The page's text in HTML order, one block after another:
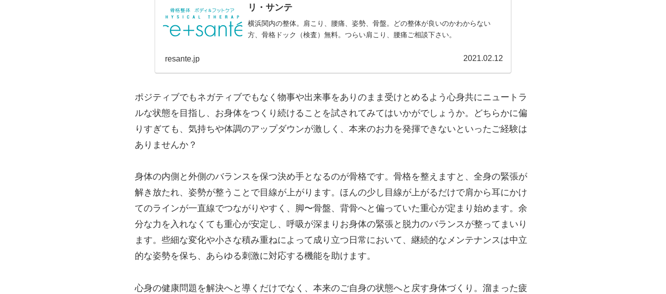
リ・サンテ
横浜関内の整体。肩こり、腰痛、姿勢、骨盤。どの整体が良いのかわからない
方、骨格ドック（検査）無料。つらい肩こり、腰痛ご相談下さい。
resante.jp 2021.02.12
ポジティブでもネガティブでもなく物事や出来事をありのまま受けとめるよう心身共にニュートラ
ルな状態を目指し、お身体をつくり続けることを試されてみてはいかがでしょうか。どちらかに偏
りすぎても、気持ちや体調のアップダウンが激しく、本来のお力を発揮できないといったご経験は
ありませんか？
身体の内側と外側のバランスを保つ決め手となるのが骨格です。骨格を整えますと、全身の緊張が
解き放たれ、姿勢が整うことで目線が上がります。ほんの少し目線が上がるだけで肩から耳にかけ
てのラインが一直線でつながりやすく、脚〜骨盤、背骨へと偏っていた重心が定まり始めます。余
分な力を入れなくても重心が安定し、呼吸が深まりお身体の緊張と脱力のバランスが整ってまいり
ます。些細な変化や小さな積み重ねによって成り立つ日常において、継続的なメンテナンスは中立
的な姿勢を保ち、あらゆる刺激に対応する機能を助けます。
心身の健康問題を解決へと導くだけでなく、本来のご自身の状態へと戻す身体づくり。溜まった疲